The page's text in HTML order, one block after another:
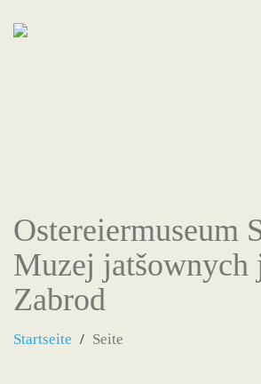
Ostereiermuseum
Muzej jatšownych
Zabrod
Startseite Seite